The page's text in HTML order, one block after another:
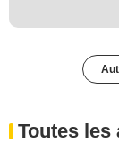
Toutes les